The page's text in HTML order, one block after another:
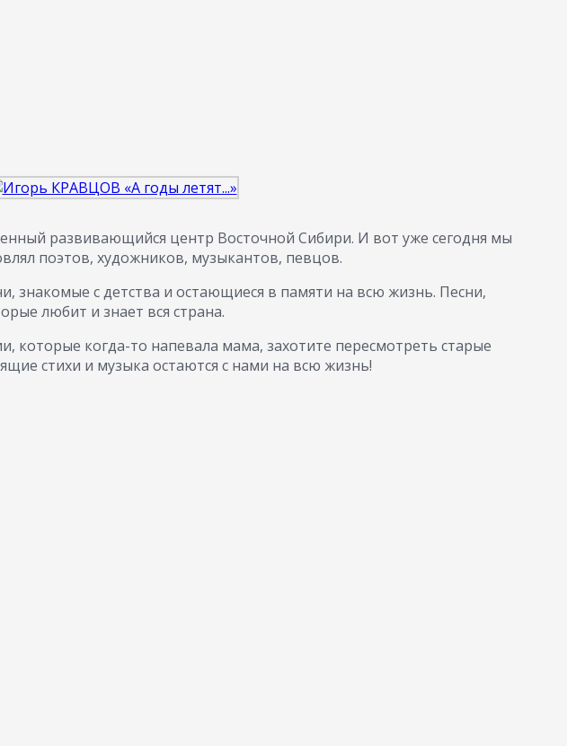
развивающийся центр Восточной Сибири. И вот уже сегодня мы
поэтов, художников, музыкантов, певцов.
с детства и остающиеся в памяти на всю жизнь. Песни,
любит и знает вся страна.
которые когда-то напевала мама, захотите пересмотреть старые
стихи и музыка остаются с нами на всю жизнь!